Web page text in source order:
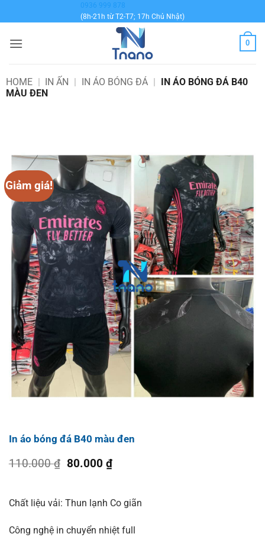
qua
dung
0936 999 878
(8h-21h từ T2-T7; 17h Chủ Nhật)
0
HOME | IN ẤN | IN ÁO BÓNG ĐÁ | IN ÁO BÓNG ĐÁ B40
MÀU ĐEN
Giảm giá!
In áo bóng đá B40 màu đen
110.000₫ Giá
110.000 ₫.
80.000 ₫Giá
hiện
là:
80.000 ₫.
Chất liệu vải: Thun lạnh Co giãn
Công nghệ in chuyển nhiệt full